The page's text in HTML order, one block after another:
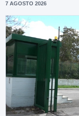
7 AGOSTO 2026